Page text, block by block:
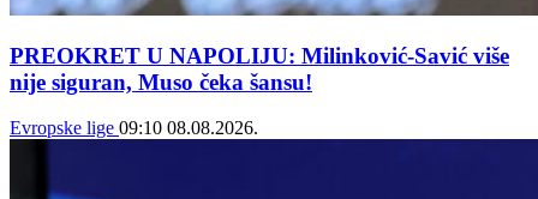
PREOKRET U NAPOLIJU: Milinković-Savić više
nije siguran, Muso čeka šansu!
Evropske lige 09:10 08.08.2026.